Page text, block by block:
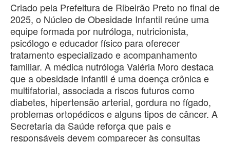
Criado pela Prefeitura de Ribeirão Preto no final de
2025, o Núcleo de Obesidade Infantil reúne uma
equipe formada por nutróloga, nutricionista,
psicólogo e educador físico para oferecer
tratamento especializado e acompanhamento
familiar. A médica nutróloga Valéria Moro destaca
que a obesidade infantil é uma doença crônica e
multifatorial, associada a riscos futuros como
diabetes, hipertensão arterial, gordura no fígado,
problemas ortopédicos e alguns tipos de câncer. A
Secretaria da Saúde reforça que pais e
responsáveis devem comparecer às consultas